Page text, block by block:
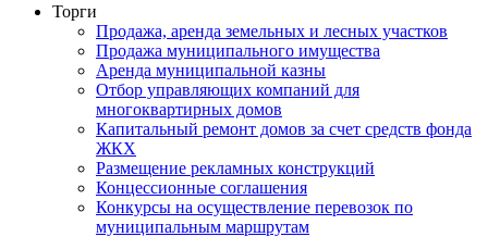
Торги
Продажа, аренда земельных и лесных участков
Продажа муниципального имущества
Аренда муниципальной казны
Отбор управляющих компаний для
многоквартирных домов
Капитальный ремонт домов за счет средств фонда
ЖКХ
Размещение рекламных конструкций
Концессионные соглашения
Конкурсы на осуществление перевозок по
муниципальным маршрутам